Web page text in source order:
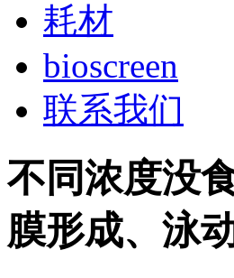
耗材
bioscreen
联系我们
不同浓度没
膜形成、泳